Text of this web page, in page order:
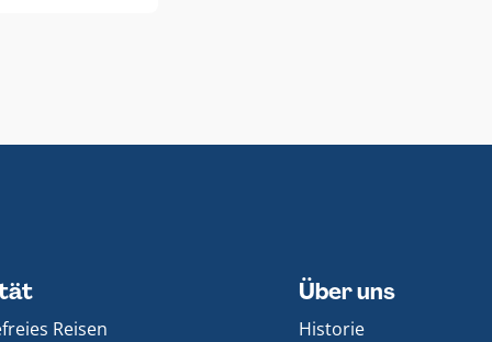
Reisen
Über uns
Historie